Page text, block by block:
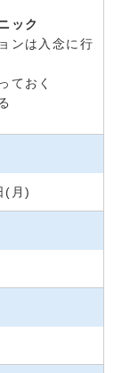
ック
ンは入念に行
おく
(月)